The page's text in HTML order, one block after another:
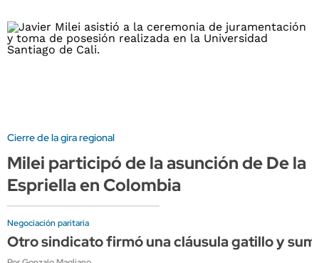
Cierre de la gira regional
Milei participó de la asunción de De la
Espriella en Colombia
Negociación paritaria
Otro sindicato firmó una cláusula gatillo y